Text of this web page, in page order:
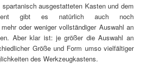
ausgestatteten Kasten und dem
gibt es natürlich auch noch
oder weniger vollständiger Auswahl an
Aber klar ist: je größer die Auswahl an
Größe und Form umso vielfältiger
des Werkzeugkastens.